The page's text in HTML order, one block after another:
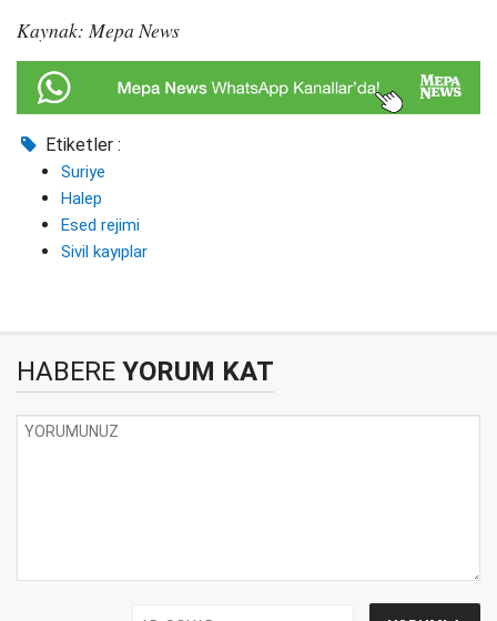
Kaynak: Mepa News
Etiketler :
Suriye
Halep
Esed rejimi
Sivil kayıplar
HABERE YORUM KAT